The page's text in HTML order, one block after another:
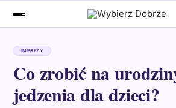
IMPREZY
Co zrobić na
jedzenia dla dzieci?